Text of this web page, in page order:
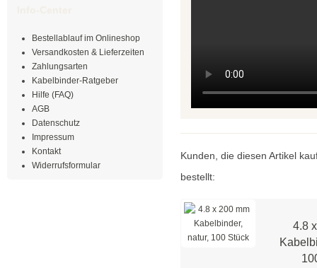
Bestellablauf im Onlineshop
Versandkosten & Lieferzeiten
Zahlungsarten
Kabelbinder-Ratgeber
Hilfe (FAQ)
AGB
Datenschutz
Impressum
Kontakt
Widerrufsformular
Kunden, die diesen Artikel
bestellt:
4.8